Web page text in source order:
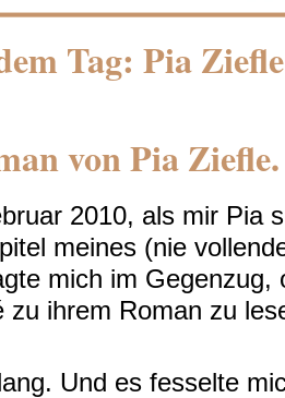
Tag: Pia Ziefle
von Pia Ziefle.
2010, als mir Pia
meines (nie
mich im Gegenzug,
zu ihrem Roman zu
Und es fesselte